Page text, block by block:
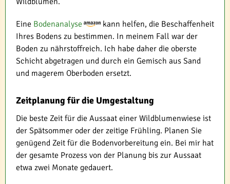
Eine Bodenanalyse
kann helfen, die Beschaffenheit
Ihres Bodens zu bestimmen. In meinem Fall war der
Boden zu nährstoffreich. Ich habe daher die oberste
Schicht abgetragen und durch ein Gemisch aus Sand
und magerem Oberboden ersetzt.
Zeitplanung für die Umgestaltung
Die beste Zeit für die Aussaat einer Wildblumenwiese ist
der Spätsommer oder der zeitige Frühling. Planen Sie
genügend Zeit für die Bodenvorbereitung ein. Bei mir hat
der gesamte Prozess von der Planung bis zur Aussaat
etwa zwei Monate gedauert.